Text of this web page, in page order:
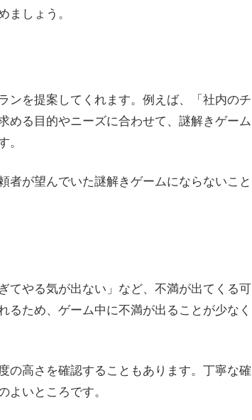
ましょう。
ンを提案してくれます。例えば、「社内のチ
める目的やニーズに合わせて、謎解きゲーム
。
者が望んでいた謎解きゲームにならないこと
てやる気が出ない」など、不満が出てくる可
ため、ゲーム中に不満が出ることが少なく
の高さを確認することもあります。丁寧な確
よいところです。